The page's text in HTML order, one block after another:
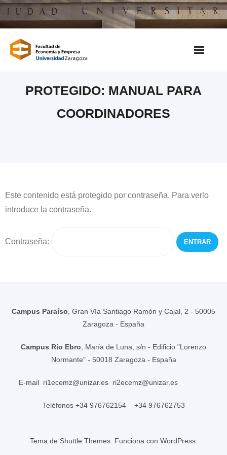
Saltar
al
PROTEGIDO: MANUAL PARA
COORDINADORES
Este contenido está protegido por contraseña. Para verlo
introduce la contraseña.
Contraseña:
Campus Paraíso , Gran Vía Santiago Ramón y Cajal, 2 - 50005
Zaragoza - España
Campus Río Ebro , María de Luna, s/n - Edificio "Lorenzo
Normante" - 50018 Zaragoza - España
E-mail ri1ecemz@unizar.es ri2ecemz@unizar.es
Teléfonos +34 976762154 +34 976762753
Tema de Shuttle Themes. Funciona con WordPress.